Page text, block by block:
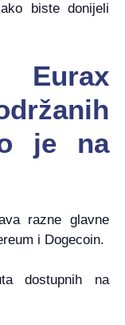
biste donijeli
Eurax
je na
razne glavne
i Dogecoin.
dostupnih na